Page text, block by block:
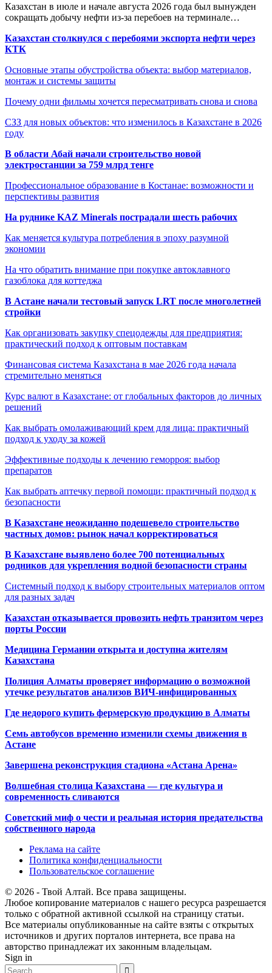
Казахстан в июле и начале августа 2026 года был вынужден
сокращать добычу нефти из-за перебоев на терминале…
Казахстан столкнулся с перебоями экспорта нефти через
КТК
Основные этапы обустройства объекта: выбор материалов,
монтаж и системы защиты
Почему одни фильмы хочется пересматривать снова и снова
СЗЗ для новых объектов: что изменилось в Казахстане в 2026
году
В области Абай начали строительство новой
электростанции за 759 млрд тенге
Профессиональное образование в Костанае: возможности и
перспективы развития
На руднике KAZ Minerals пострадали шесть рабочих
Как меняется культура потребления в эпоху разумной
экономии
На что обратить внимание при покупке автоклавного
газоблока для коттеджа
В Астане начали тестовый запуск LRT после многолетней
стройки
Как организовать закупку спецодежды для предприятия:
практический подход к оптовым поставкам
Финансовая система Казахстана в мае 2026 года начала
стремительно меняться
Курс валют в Казахстане: от глобальных факторов до личных
решений
Как выбрать омолаживающий крем для лица: практичный
подход к уходу за кожей
Эффективные подходы к лечению геморроя: выбор
препаратов
Как выбрать аптечку первой помощи: практичный подход к
безопасности
В Казахстане неожиданно подешевело строительство
частных домов: рынок начал корректироваться
В Казахстане выявлено более 700 потенциальных
родников для укрепления водной безопасности страны
Системный подход к выбору строительных материалов оптом
для разных задач
Казахстан отказывается провозить нефть транзитом через
порты России
Медицина Германии открыта и доступна жителям
Казахстана
Полиция Алматы проверяет информацию о возможной
утечке результатов анализов ВИЧ-инфицированных
Где недорого купить фермерскую продукцию в Алматы
Семь автобусов временно изменили схемы движения в
Астане
Завершена реконструкция стадиона «Астана Арена»
Волшебная столица Казахстана — где культура и
современность сливаются
Советский миф о чести и реальная история предательства
собственного народа
Реклама на сайте
Политика конфиденциальности
Пользовательское соглашение
© 2026 - Твой Алтай. Все права защищены.
Любое копирование материалов с нашего ресурса разрешается
только с обратной активной ссылкой на страницу статьи.
Все материалы опубликованные на сайте взяты с открытых
источников и других порталов интернета, все права на
авторство принадлежат их законным владельцам.
Sign in